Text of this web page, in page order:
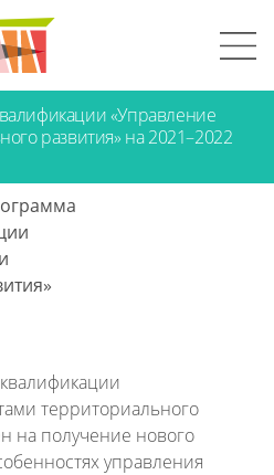
«Управление
развития» на 2021–2022
территориального
на получение нового
управления